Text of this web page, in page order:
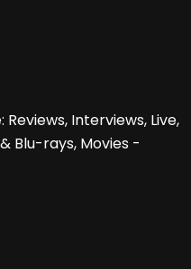
Reviews, Interviews, Live,
& Blu-rays, Movies -